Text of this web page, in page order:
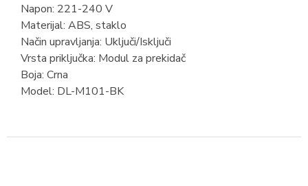
Napon: 221-240 V
Materijal: ABS, staklo
Način upravljanja: Uključi/Isključi
Vrsta priključka: Modul za prekidač
Boja: Crna
Model: DL-M101-BK